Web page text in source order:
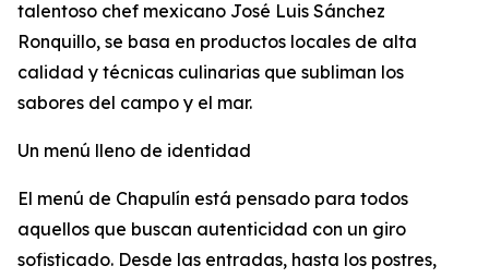
talentoso chef mexicano José Luis Sánchez
Ronquillo, se basa en productos locales de alta
calidad y técnicas culinarias que subliman los
sabores del campo y el mar.
Un menú lleno de identidad
El menú de Chapulín está pensado para todos
aquellos que buscan autenticidad con un giro
sofisticado. Desde las entradas, hasta los postres,